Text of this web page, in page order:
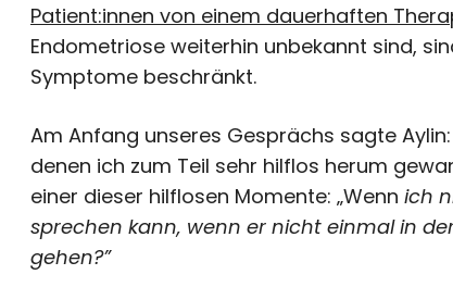
Patient:innen von einem dauerhaften
Endometriose weiterhin unbekannt sind,
Symptome beschränkt.
Am Anfang unseres Gesprächs sagte
denen ich zum Teil sehr hilflos herum
einer dieser hilflosen Momente: „Wenn ich
sprechen kann, wenn er nicht einmal in
gehen?”